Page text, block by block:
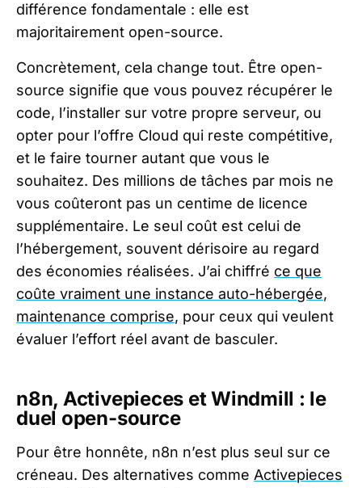
différence fondamentale : elle est
majoritairement open-source.
Concrètement, cela change tout. Être open-
source signifie que vous pouvez récupérer le
code, l’installer sur votre propre serveur, ou
opter pour l’offre Cloud qui reste compétitive,
et le faire tourner autant que vous le
souhaitez. Des millions de tâches par mois ne
vous coûteront pas un centime de licence
supplémentaire. Le seul coût est celui de
l’hébergement, souvent dérisoire au regard
des économies réalisées. J’ai chiffré ce que
coûte vraiment une instance auto-hébergée,
maintenance comprise, pour ceux qui veulent
évaluer l’effort réel avant de basculer.
n8n, Activepieces et Windmill : le
duel open-source
Pour être honnête, n8n n’est plus seul sur ce
créneau. Des alternatives commeActivepieces